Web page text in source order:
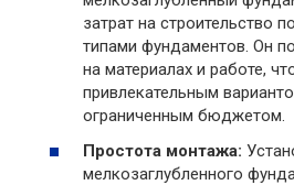
затрат на строительство
типами фундаментов. Он
на материалах и работе,
привлекательным
ограниченным бюджетом.
Простота монтажа:
мелкозаглубленного